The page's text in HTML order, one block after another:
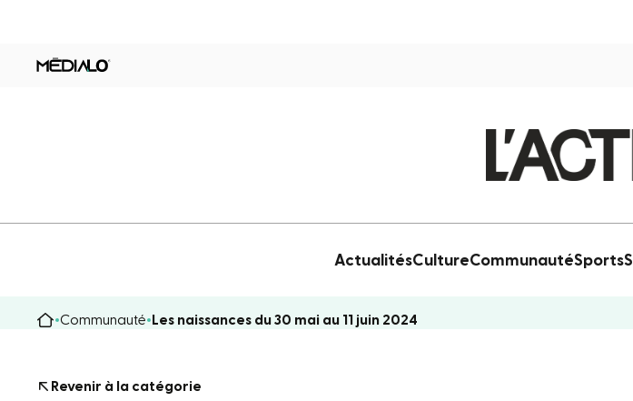
ActualitésCultureCommunautéSports
Communauté Les naissances du 30 mai au 11 juin 2024
Revenir à la catégorie